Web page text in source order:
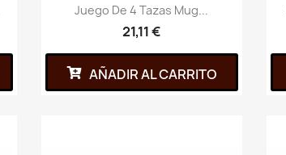
Juego De 4 Tazas Mug...
21,11 €
AÑADIR AL CARRITO